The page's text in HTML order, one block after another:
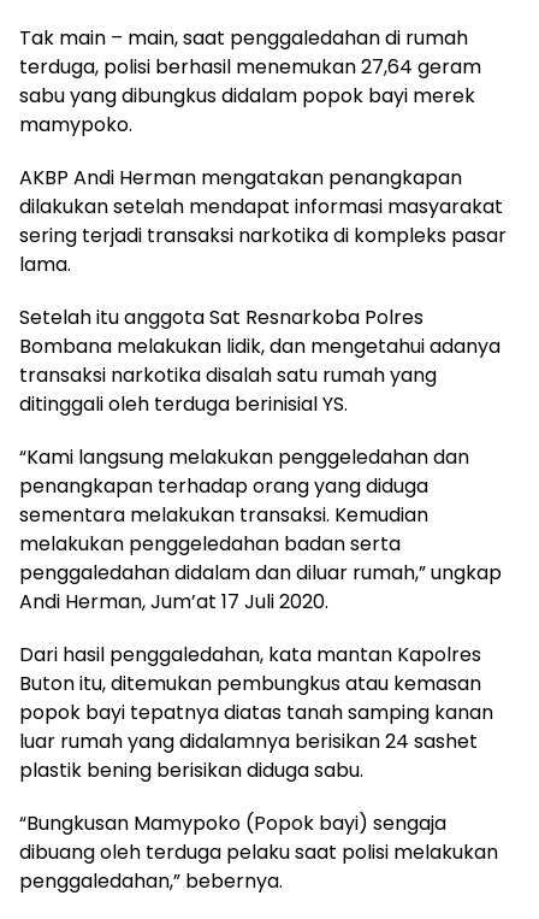
Tak main – main, saat penggaledahan di rumah
terduga, polisi berhasil menemukan 27,64 geram
sabu yang dibungkus didalam popok bayi merek
mamypoko.
AKBP Andi Herman mengatakan penangkapan
dilakukan setelah mendapat informasi masyarakat
sering terjadi transaksi narkotika di kompleks pasar
lama.
Setelah itu anggota Sat Resnarkoba Polres
Bombana melakukan lidik, dan mengetahui adanya
transaksi narkotika disalah satu rumah yang
ditinggali oleh terduga berinisial YS.
“Kami langsung melakukan penggeledahan dan
penangkapan terhadap orang yang diduga
sementara melakukan transaksi. Kemudian
melakukan penggeledahan badan serta
penggaledahan didalam dan diluar rumah,” ungkap
Andi Herman, Jum’at 17 Juli 2020.
Dari hasil penggaledahan, kata mantan Kapolres
Buton itu, ditemukan pembungkus atau kemasan
popok bayi tepatnya diatas tanah samping kanan
luar rumah yang didalamnya berisikan 24 sashet
plastik bening berisikan diduga sabu.
“Bungkusan Mamypoko (Popok bayi) sengaja
dibuang oleh terduga pelaku saat polisi melakukan
penggaledahan,” bebernya.